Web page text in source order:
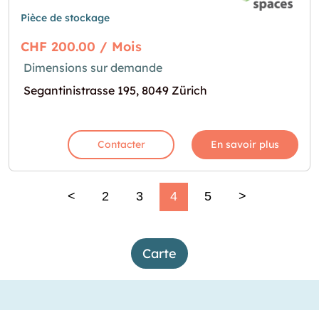
Pièce de stockage
CHF 200.00 / Mois
Dimensions sur demande
Segantinistrasse 195, 8049 Zürich
Contacter En savoir plus
< 2 3 4 5 >
Carte